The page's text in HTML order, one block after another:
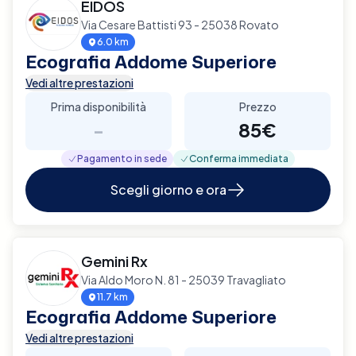
EIDOS
Via Cesare Battisti 93 - 25038 Rovato
6.0 km
Ecografia Addome Superiore
Vedi altre prestazioni
Prima disponibilità
-
Prezzo
85€
Pagamento in sede Conferma immediata
Scegli giorno e ora
Gemini Rx
Via Aldo Moro N. 81 - 25039 Travagliato
11.7 km
Ecografia Addome Superiore
Vedi altre prestazioni